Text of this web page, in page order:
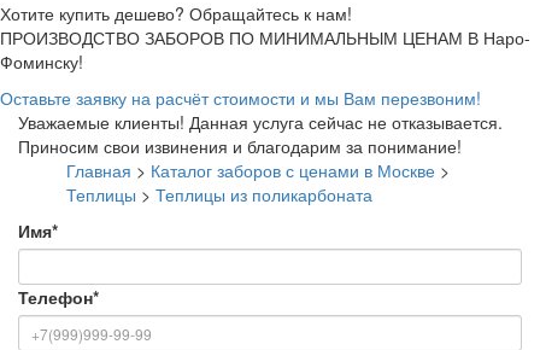
Хотите купить дешево? Обращайтесь к нам!
ПРОИЗВОДСТВО ЗАБОРОВ ПО МИНИМАЛЬНЫМ ЦЕНАМ В Наро-
Фоминску!
Оставьте заявку на расчёт стоимости и мы Вам перезвоним!
Уважаемые клиенты! Данная услуга сейчас не отказывается.
Приносим свои извинения и благодарим за понимание!
Главная > Каталог заборов с ценами в Москве >
Теплицы > Теплицы из поликарбоната
Имя*
Телефон*